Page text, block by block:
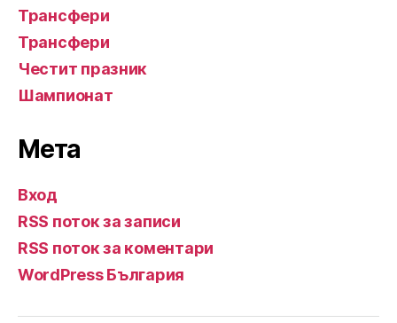
Трансфери
Трансфери
Честит празник
Шампионат
Мета
Вход
RSS поток за записи
RSS поток за коментари
WordPress България